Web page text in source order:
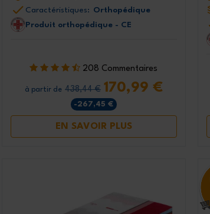
Caractéristiques: Orthopédique
Produit orthopédique - CE
208 Commentaires
à partir de 438,44 € 170,99 €
-267,45 €
EN SAVOIR PLUS